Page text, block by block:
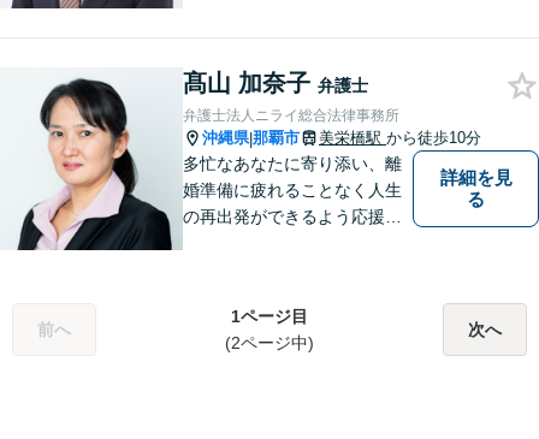
ります。スピード感を持っ
て、かつ丁寧な対応を心がけ
ていますので、ぜひ気兼ねな
くご相談ください。
髙山 加奈子 弁護士
弁護士法人ニライ総合法律事務所
沖縄県|那覇市 美栄橋駅 から徒歩10分
多忙なあなたに寄り添い、離
婚準備に疲れることなく人生
の再出発ができるよう応援し
詳細を見
る
前へ
1ページ目
(2ページ中)
次へ